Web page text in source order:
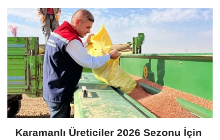
Karamanlı Üreticiler 2026 Sezonu İçin